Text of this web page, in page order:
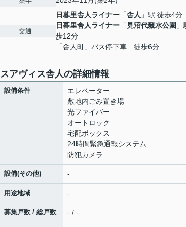
交通
日暮里舎人ライナー 「舎人 」駅 徒歩4分
日暮里舎人ライナー 「 見沼代親水公園
歩12分
「舎人町」バス停下車 徒歩6分
スアヴィス舎人の詳細情報
設備条件
エレベーター
敷地内ごみ置き場
光ファイバー
オートロック
宅配ボックス
24時間緊急通報システム
防犯カメラ
設備(その他) -
用途地域 -
募集戸数 / 総戸数 - / -